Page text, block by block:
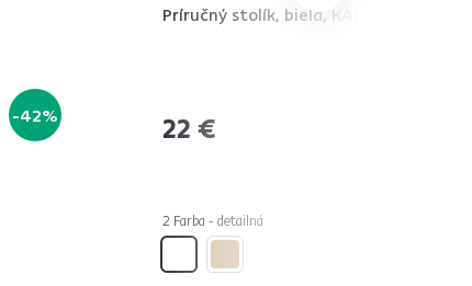
-42%
Príručný stolík, biela, KALA
22 €
2 Farba - detailná